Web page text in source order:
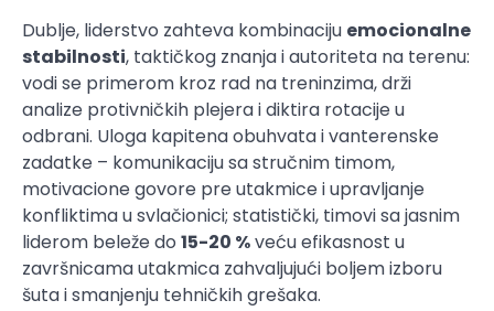
Dublje, liderstvo zahteva kombinaciju emocionalne
stabilnosti, taktičkog znanja i autoriteta na terenu:
vodi se primerom kroz rad na treninzima, drži
analize protivničkih plejera i diktira rotacije u
odbrani. Uloga kapitena obuhvata i vanterenske
zadatke – komunikaciju sa stručnim timom,
motivacione govore pre utakmice i upravljanje
konfliktima u svlačionici; statistički, timovi sa jasnim
liderom beleže do 15-20 %veću efikasnost u
završnicama utakmica zahvaljujući boljem izboru
šuta i smanjenju tehničkih grešaka.